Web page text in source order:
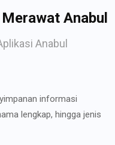
Anabul
Anabul
informasi
lengkap, hingga jenis